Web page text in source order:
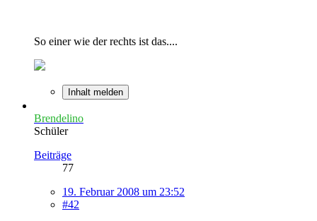
So einer wie der rechts ist das....
Inhalt melden
Brendelino
Schüler
Beiträge
77
19. Februar 2008 um 23:52
#42